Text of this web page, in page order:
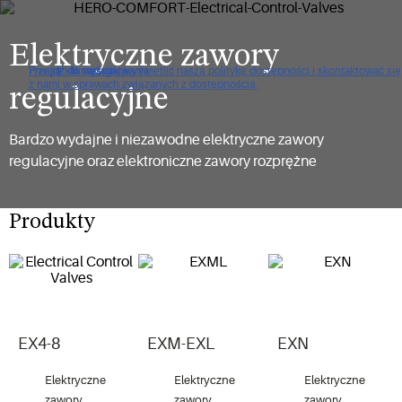
Proszę kliknąć, aby wyświetlić naszą politykę dostępności i skontaktować się
z nami w sprawach związanych z dostępnością.
Przejdź do nawigacji
Przejdź do treści
Przejdź do wyszukiwania
Elektryczne zawory
regulacyjne
Bardzo wydajne i niezawodne elektryczne zawory
regulacyjne oraz elektroniczne zawory rozprężne
Produkty
EX4-8
Elektryczne
EXM-EXL
Elektryczne
EXN
Elektryczne